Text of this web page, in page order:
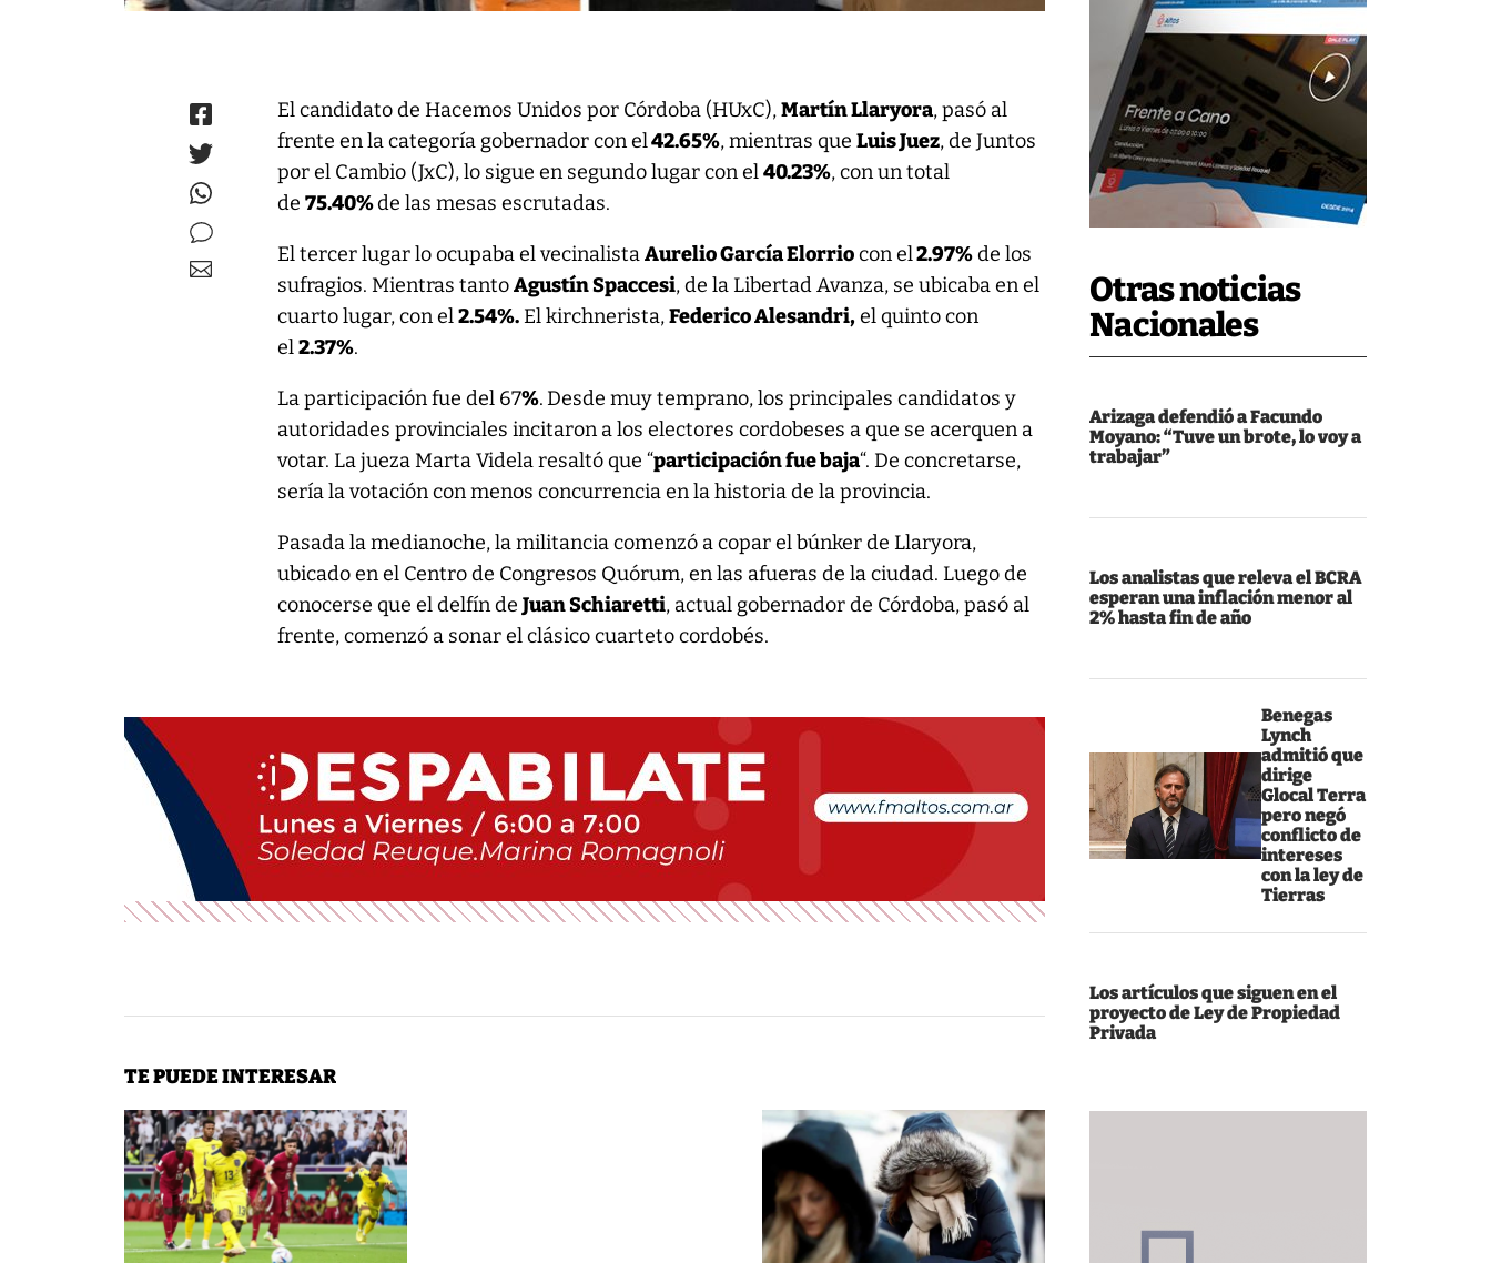
Otras noticias
Nacionales
Arizaga defendió a Facundo
Moyano: “Tuve un brote, lo voy a
trabajar”
Los analistas que releva el BCRA
esperan una inflación menor al
2% hasta fin de año
Benegas
Lynch
admitió que
dirige
Glocal Terra
pero negó
conflicto de
intereses
con la ley de
Tierras
Los artículos que siguen en el
proyecto de Ley de Propiedad
Privada
El candidato de Hacemos Unidos por Córdoba (HUxC),Martín Llaryora, pasó al
frente en la categoría gobernador con el42.65%, mientras queLuis Juez, de Juntos
por el Cambio (JxC), lo sigue en segundo lugar con el40.23%, con un total
de75.40%de las mesas escrutadas.
El tercer lugar lo ocupaba el vecinalistaAurelio García Elorriocon el2.97%de los
sufragios. Mientras tantoAgustín Spaccesi, de la Libertad Avanza, se ubicaba en el
cuarto lugar, con el2.54%.El kirchnerista,Federico Alesandri,el quinto con
el2.37%.
La participación fue del 67%.Desde muy temprano, los principales candidatos y
autoridades provinciales incitaron a los electores cordobeses a que se acerquen a
votar. La jueza Marta Videla resaltó que “participación fue baja“. De concretarse,
sería la votación con menos concurrencia en la historia de la provincia.
Pasada la medianoche, la militancia comenzó a copar el búnker de Llaryora,
ubicado en el Centro de Congresos Quórum, en las afueras de la ciudad. Luego de
conocerse que el delfín deJuan Schiaretti, actual gobernador de Córdoba, pasó al
frente, comenzó a sonar el clásico cuarteto cordobés.
TE PUEDE INTERESAR